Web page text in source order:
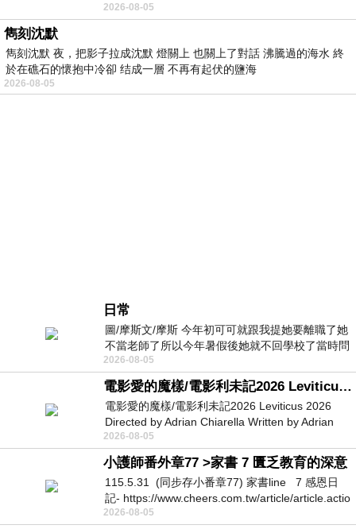
下二樓居然又撞到她，於是
2026-08-05
雋刻沈默
雋刻沈默 夜，把影子拉成沈默 燈關上 也關上了對話 沸騰過的海水 終
於在礁石的懷抱中冷卻 结成一層 不再有起伏的鹽海
2026-08-05
日常
圖/摩斯文/摩斯 今年初可可就跟我提她要離職了她
不當老師了所以今年暑假後她就不回學校了當時問
她不是很喜歡幼幼班的小朋友嗎捨得不
2026-08-05
電影愛的魔樣/電影利未記2026 Leviticus 2026
電影愛的魔樣/電影利未記2026 Leviticus 2026
Directed by Adrian Chiarella Written by Adrian
Chiarella Starring Joe Bird
2026-08-05
小護師番外章77 >家書 7 匱乏教育的深意
115.5.31 (同步存小番章77) 家書line 7 感恩日
記- https://www.cheers.com.tw/article/article.actio
2026-08-05